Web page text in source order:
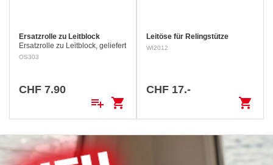
Ersatzrolle zu Leitblock
Ersatzrolle zu Leitblock, geliefert
inkl. Bolzen und Sicherungsring.
OS303
CHF 7.90
playlist_add shopping_cart
Leitöse für Relingstütze
WI2012
CHF 17.-
shopping_cart